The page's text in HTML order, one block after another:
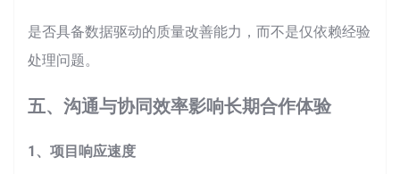
是否具备数据驱动的质量改善能力，而不是仅依赖经验
处理问题。
五、沟通与协同效率影响长期合作体验
1、项目响应速度